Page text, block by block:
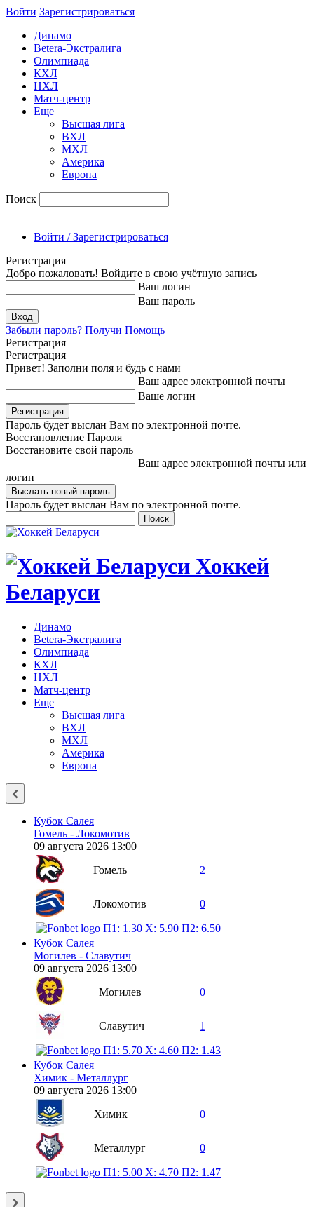
Войти Зарегиcтрироваться
Динамо
Betera-Экстралига
Олимпиада
КХЛ
НХЛ
Матч-центр
Еще
Высшая лига
ВХЛ
МХЛ
Америка
Европа
Поиск
Войти / Зарегистрироваться
Регистрация
Добро пожаловать! Войдите в свою учётную запись
Ваш логин
Ваш пароль
Забыли пароль? Получи Помощь
Регистрация
Регистрация
Привет! Заполни поля и будь с нами
Ваш адрес электронной почты
Ваше логин
Пароль будет выслан Вам по электронной почте.
Восстановление Пароля
Восстановите свой пароль
Ваш адрес электронной почты или
логин
Пароль будет выслан Вам по электронной почте.
Хоккей
Беларуси
Динамо
Betera-Экстралига
Олимпиада
КХЛ
НХЛ
Матч-центр
Еще
Высшая лига
ВХЛ
МХЛ
Америка
Европа
Кубок Салея
Гомель - Локомотив
09 августа 2026 13:00
Гомель
2
Локомотив 0
П1: 1.30 X: 5.90 П2: 6.50
Кубок Салея
Могилев - Славутич
09 августа 2026 13:00
Могилев
0
Славутич 1
П1: 5.70 X: 4.60 П2: 1.43
Кубок Салея
Химик - Металлург
09 августа 2026 13:00
Химик
0
Металлург 0
П1: 5.00 X: 4.70 П2: 1.47